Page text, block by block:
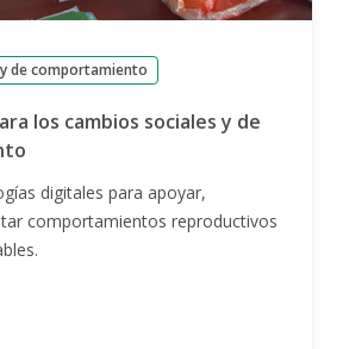
de comportamiento
los cambios sociales y de
digitales para apoyar,
comportamientos reproductivos